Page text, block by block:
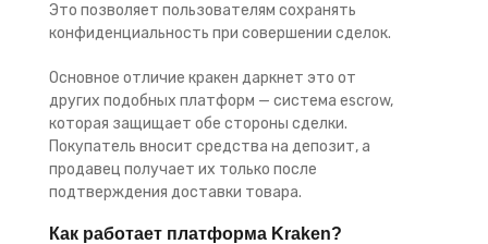
Это позволяет пользователям сохранять
конфиденциальность при совершении сделок.
Основное отличие кракен даркнет это от
других подобных платформ — система escrow,
которая защищает обе стороны сделки.
Покупатель вносит средства на депозит, а
продавец получает их только после
подтверждения доставки товара.
Как работает платформа Kraken?